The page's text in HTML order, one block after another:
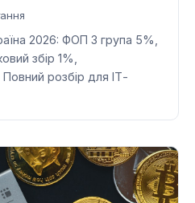
2026: ФОП 3 група 5%,
збір 1%,
Повний розбір для ІТ-